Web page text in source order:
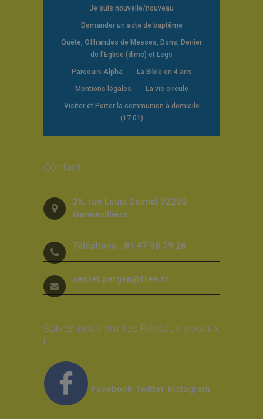
Je suis nouvelle/nouveau
Demander un acte de baptême
Quête, Offrandes de Messes, Dons, Denier
de l’Eglise (dîme) et Legs
Parcours Alpha La Bible en 4 ans
Mentions légales La vie circule
Visiter et Porter la communion à domicile
(17.01)
Contact
26, rue Louis Calmel 92230
Gennevilliers
Téléphone : 01 47 98 79 26
secret.pargen@free.fr
Suivez-nous sur les Réseaux sociaux
!
Facebook Twitter Instagram